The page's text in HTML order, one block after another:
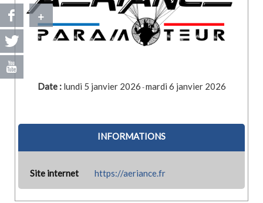
Date : lundi 5 janvier 2026 -mardi 6 janvier 2026
INFORMATIONS
Site internet https://aeriance.fr
+